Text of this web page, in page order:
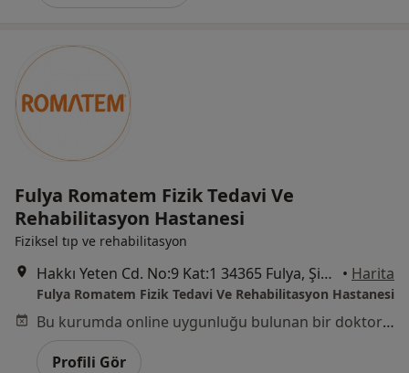
Fulya Romatem Fizik Tedavi Ve
Rehabilitasyon Hastanesi
Fiziksel tıp ve rehabilitasyon
Hakkı Yeten Cd. No:9 Kat:1 34365 Fulya, Şişli/İstanbul, İstanbul • Harita
Fulya Romatem Fizik Tedavi Ve Rehabilitasyon Hastanesi
Bu kurumda online uygunluğu bulunan bir doktor veya uzman bulunamadı
Profili Gör